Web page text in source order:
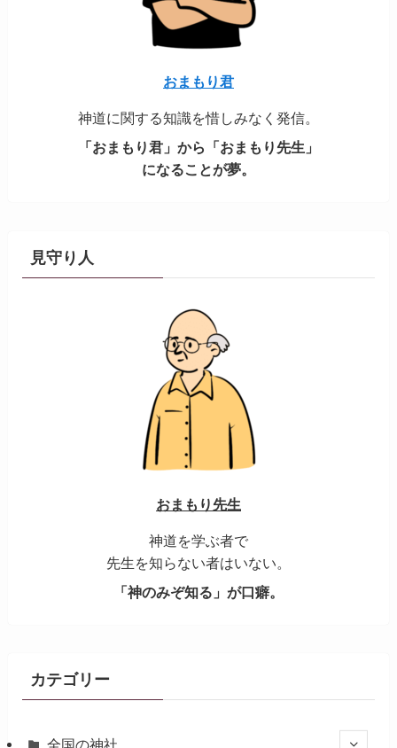
おまもり君
神道に関する知識を惜しみなく発信。
「おまもり君」から「おまもり先生」
になることが夢。
見守り人
おまもり先生
神道を学ぶ者で
先生を知らない者はいない。
「神のみぞ知る」が口癖。
カテゴリー
全国の神社